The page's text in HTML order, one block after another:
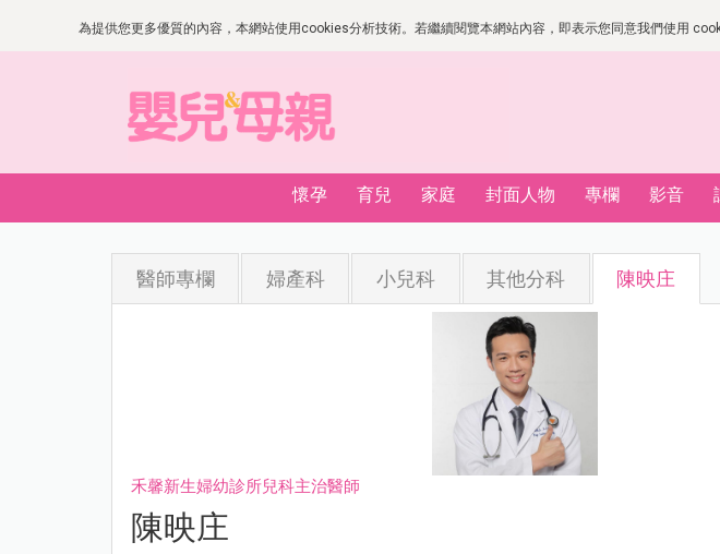
為提供您更多優質的內容，本網站使用cookies分析技術。若繼續閱覽本網站內容，即表示您同意我們使用
懷孕 育兒 家庭 封面人物 專欄 影音
醫師專欄 婦產科 小兒科 其他分科 陳映庄
禾馨新生婦幼診所兒科主治醫師
陳映庄